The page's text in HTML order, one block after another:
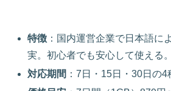
特徴 ：国内運営企業で日本語に
実。初心者でも安心して使える。
対応期間 ：7日・15日・30日の4